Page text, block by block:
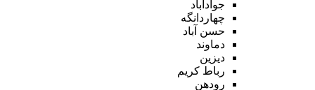
جوادآباد
چهاردانگه
حسن آباد
دماوند
دیزین
رباط کریم
رودهن